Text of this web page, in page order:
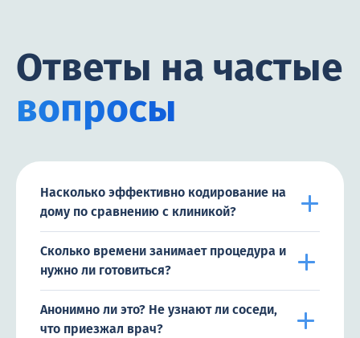
Ответы на частые
вопросы
Насколько эффективно кодирование на
дому по сравнению с клиникой?
Сколько времени занимает процедура и
нужно ли готовиться?
Анонимно ли это? Не узнают ли соседи,
что приезжал врач?